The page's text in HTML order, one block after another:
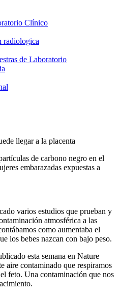
Clínico
radiologica
de Laboratorio
llegar a la placenta
de carbono negro en el
embarazadas expuestas a
varios estudios que prueban y
atmosférica a las
como aumentaba el
los bebes nazcan con bajo peso.
esta semana en Nature
aire contaminado que respiramos
feto. Una contaminación que nos